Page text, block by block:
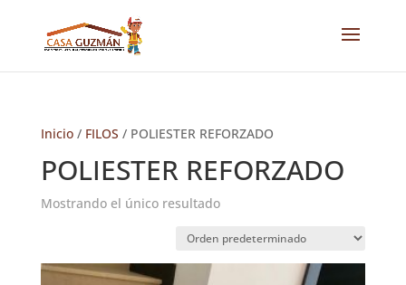
Inicio/ FILOS / POLIESTER REFORZADO
POLIESTER REFORZADO
Mostrando el único resultado